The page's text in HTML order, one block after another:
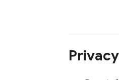
Privacy